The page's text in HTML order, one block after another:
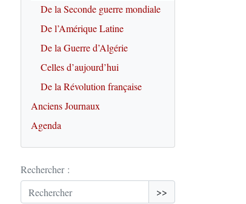
De la Seconde guerre mondiale
De l’Amérique Latine
De la Guerre d’Algérie
Celles d’aujourd’hui
De la Révolution française
Anciens Journaux
Agenda
Rechercher :
>>